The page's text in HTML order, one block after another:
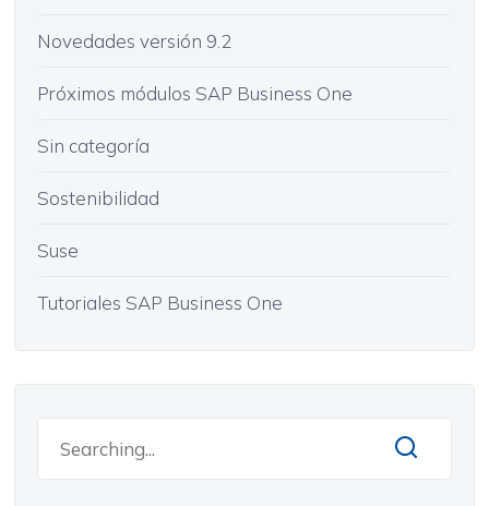
Novedades versión 9.2
Próximos módulos SAP Business One
Sin categoría
Sostenibilidad
Suse
Tutoriales SAP Business One